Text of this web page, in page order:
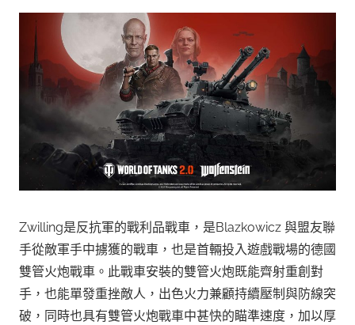
Zwilling是反抗軍的戰利品戰車，是Blazkowicz 與盟友聯
手從敵軍手中擄獲的戰車，也是首輛投入遊戲戰場的德國
雙管火炮戰車。此戰車安裝的雙管火炮既能齊射重創對
手，也能單發重挫敵人，出色火力兼顧持續壓制與防線突
破，同時也具有雙管火炮戰車中甚快的瞄準速度，加以厚